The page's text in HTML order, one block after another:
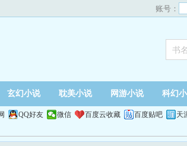
账号：
玄幻小说 耽美小说 网游小说 科幻
QQ好友 微信 百度云收藏 百度贴吧 天